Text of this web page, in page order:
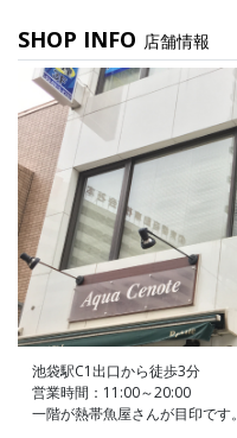
SHOP INFO 店舗情報
池袋駅C1出口から徒歩3分
営業時間：11:00～20:00
一階が熱帯魚屋さんが目印です。